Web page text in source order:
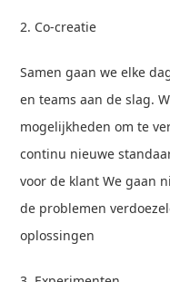
2. Co-creatie
Samen gaan we elke
en teams aan de slag.
mogelijkheden om te
continu nieuwe
voor de klant We gaan
de problemen
oplossingen